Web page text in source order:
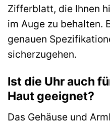
Zifferblatt, die Ihnen
im Auge zu behalten.
genauen
sicherzugehen.
Ist die Uhr auch
Haut geeignet?
Das Gehäuse und